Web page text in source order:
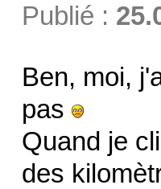
Publié :
Ben, moi,
pas
Quand je
des